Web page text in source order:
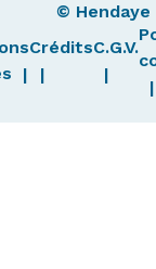
© Hendaye
CréditsC.G.V.